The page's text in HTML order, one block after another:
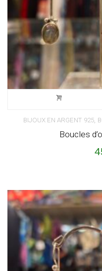
BIJOUX EN ARGENT 925,
Boucles